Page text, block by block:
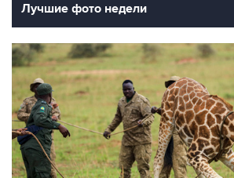
Лучшие фото недели